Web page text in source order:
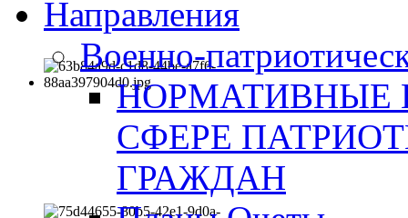
Направления
Военно-
НОРМАТИВНЫЕ
СФЕРЕ
ГРАЖДАН